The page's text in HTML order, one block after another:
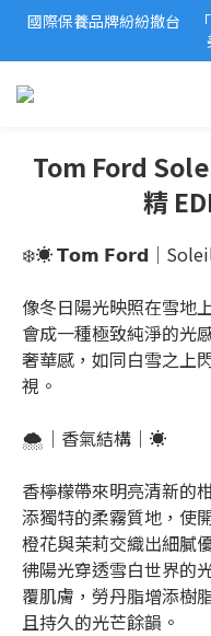
2026美妝小樣、試用品變
國際保養品牌紛紛撤台　
2026美妝小樣、試用品變
Tom Ford
精
❄️☀️ 𝗧𝗼𝗺 𝗙𝗼𝗿𝗱｜Soleil
像冬日陽光映照在雪地
會成一種極致純淨的光
奢華感，如同白雪之上
視。
🌨️｜香氣結構｜☀️
香檸檬帶來明亮清新的
添獨特的柔霧質地，使
橙花與茉莉交織出細膩
彿陽光穿透雪白世界的
覆肌膚，勞丹脂增添樹
且持久的光芒餘韻。